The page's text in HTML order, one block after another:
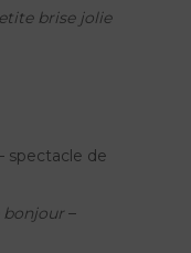
brise jolie
spectacle de
bonjour –